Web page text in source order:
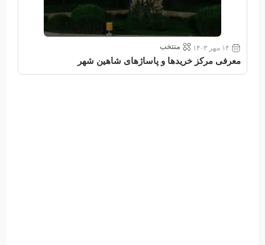
۱۴ مهر ۱۴۰۳ منتخب
معرفی مرکز خریدها و پاساژهای شاهین شهر